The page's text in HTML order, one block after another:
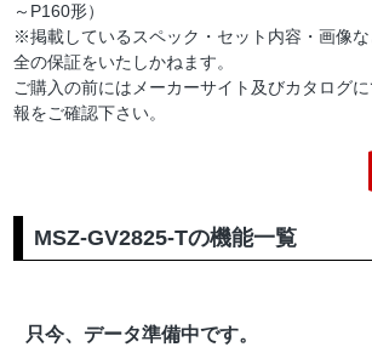
～P160形）
※掲載しているスペック・セット内容・画像
全の保証をいたしかねます。
ご購入の前にはメーカーサイト及びカタログ
報をご確認下さい。
MSZ-GV2825-Tの機能一覧
只今、データ準備中です。